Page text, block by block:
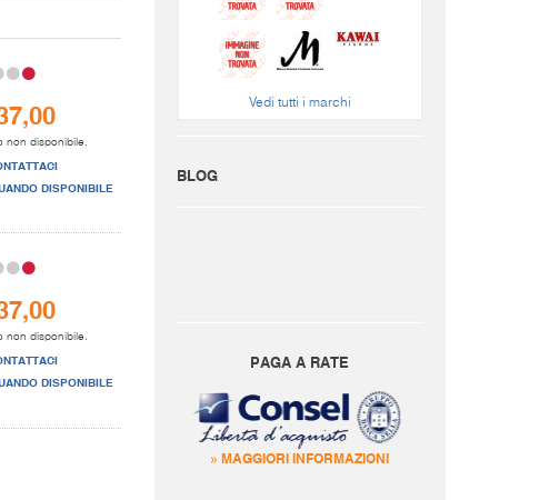
non disponibile.
DISPONIBILE
non disponibile.
DISPONIBILE
Vedi tutti i marchi
BLOG
PAGA A RATE
» MAGGIORI INFORMAZIONI